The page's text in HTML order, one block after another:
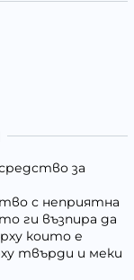
за
с неприятна
ги възпира да
които е
твърди и меки